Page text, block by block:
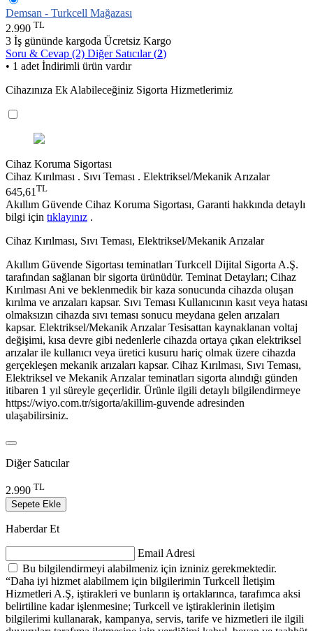
Demsan - Turkcell Mağazası
2.990 TL
3 İş gününde kargoda Ücretsiz Kargo
Soru & Cevap (2) Diğer Satıcılar (2)
• 1 adet İndirimli ürün vardır
Cihazınıza Ek Alabileceğiniz Sigorta Hizmetlerimiz
Cihaz Koruma Sigortası
Cihaz Kırılması . Sıvı Teması . Elektriksel/Mekanik Arızalar
645,61TL
Akıllım Güvende Cihaz Koruma Sigortası, Garanti hakkında detaylı
bilgi için tıklayınız .
Cihaz Kırılması, Sıvı Teması, Elektriksel/Mekanik Arızalar
Akıllım Güvende Sigortası teminatları Turkcell Dijital Sigorta A.Ş.
tarafından sağlanan bir sigorta ürünüdür. Teminat Detayları; Cihaz
Kırılması Ani ve beklenmedik bir kaza sonucunda cihazda oluşan
kırılma ve arızaları kapsar. Sıvı Teması Kullanıcının kasıt veya hatası
olmaksızın cihazda sıvı teması sonucu meydana gelen arızaları
kapsar. Elektriksel/Mekanik Arızalar Tesisattan kaynaklanan voltaj
değişimi, kısa devre gibi nedenlerle cihazda ortaya çıkan elektriksel
arızalar ile kullanıcı veya üretici kusuru hariç olmak üzere cihazda
gerçekleşen mekanik arızaları kapsar. Cihaz Kırılması, Sıvı Teması,
Elektriksel ve Mekanik Arızalar teminatları sigorta alındığı günden
itibaren 1 yıl süreyle geçerlidir. Ürünle ilgili detaylı bilgilendirmeye
https://wiyo.com.tr/sigorta/akillim-guvende adresinden
ulaşabilirsiniz.
Diğer Satıcılar
2.990 TL
Sepete Ekle
Haberdar Et
Email Adresi
Bu bilgilendirmeyi alabilmeniz için izniniz gerekmektedir.
“Daha iyi hizmet alabilmem için bilgilerimin Turkcell İletişim
Hizmetleri A.Ş, iştirakleri ve bunların iş ortaklarınca, tarafımca aksi
belirtiline kadar işlenmesine; Turkcell ve iştiraklerinin iletişim
bilgilerimi kullanarak, kampanya, servis, tarife ve hizmetleri ile ilgili